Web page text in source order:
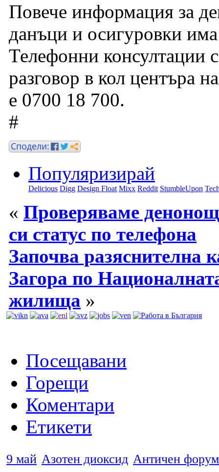
Повече информация за
данъци и осигуровки
Телефонни консултации
разговор в кол центъра
е 0700 18 700.
#
Популяризирай
Delicious Digg Design Float Mixx Reddit StumbleUpon
« Проверяваме
си статус по телефона
Започва
Загора по
жилища »
Посещавани
Горещи
Коментари
Етикети
9 май Азотен диоксид Античен форум